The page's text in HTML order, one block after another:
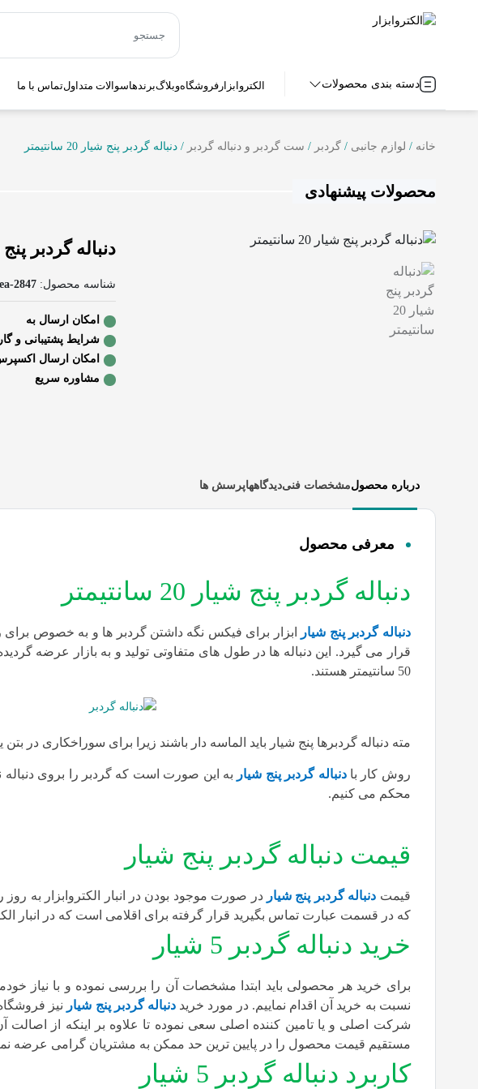
دسته بندی محصولات الکتروابزار فروشگاهوبلاگبرندهاسوالات متداولتماس با ما
خانه / لوازم جانبی /گردبر / ست گردبر و دنباله گردبر / دنباله گردبر پنج شیار 20 سانتیمتر
محصولات پیشنهادی
دنباله گردبر پنج شیار
شناسه محصول: ea-2847
امکان ارسال به
شرایط پشتیبانی و
امکان ارسال
مشاوره سریع
درباره محصولمشخصات فنیدیدگاههاپرسش ها
معرفی محصول
دنباله گردبر پنج شیار 20 سانتیمتر
دنباله گردبر پنج شیار
ابزار برای فیکس نگه داشتن گردبر ها و به خصوص برای
50 سانتیمتر هستند.
مته دنباله گردبرها پنج شیار باید الماسه دار باشند زیرا برای سوراخکاری در
روش کار بادنباله گردبر پنج شیار به این صورت است که گردبر را بروی دنباله
محکم می کنیم.
قیمت دنباله گردبر پنج شیار
قیمت دنباله گردبر پنج شیار در صورت موجود بودن در انبار الکتروابزار به
که در قسمت عبارت تماس بگیرید قرار گرفته برای اقلامی است که در انبار
خرید دنباله گردبر 5 شیار
برای خرید هر محصولی باید ابتدا مشخصات آن را بررسی نموده و با
نسبت به خرید آن اقدام نماییم. در مورد خریددنباله گردبر پنج شیار نیز
شرکت اصلی و یا تامین کننده اصلی سعی نموده تا علاوه بر اینکه از اصالت
مستقیم قیمت محصول را در پایین ترین حد ممکن به مشتریان گرامی عرضه
کاربرد دنباله گردبر 5 شیار